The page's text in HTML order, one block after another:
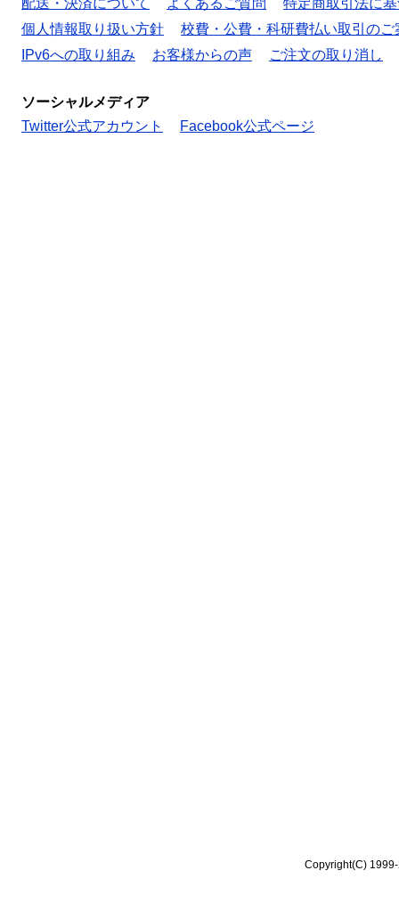
個人情報取り扱い方針
校費・公費・科研費払い取引のご
IPv6への取り組み
お客様からの声 ご注文の取り消し
ソーシャルメディア
Twitter公式アカウント
Facebook公式ページ
Copyright(C)